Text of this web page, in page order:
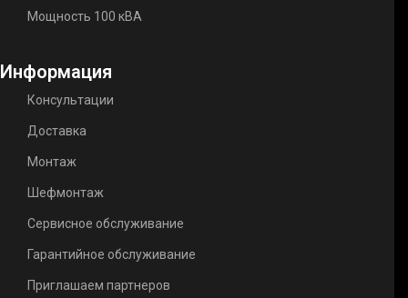
Мощность 100 кВА
Информация
Консультации
Доставка
Монтаж
Шефмонтаж
Сервисное обслуживание
Гарантийное обслуживание
Приглашаем партнеров